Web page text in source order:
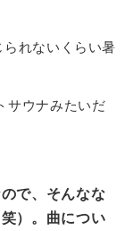
れないくらい暑
サウナみたいだ
で、そんなな
）。曲につい